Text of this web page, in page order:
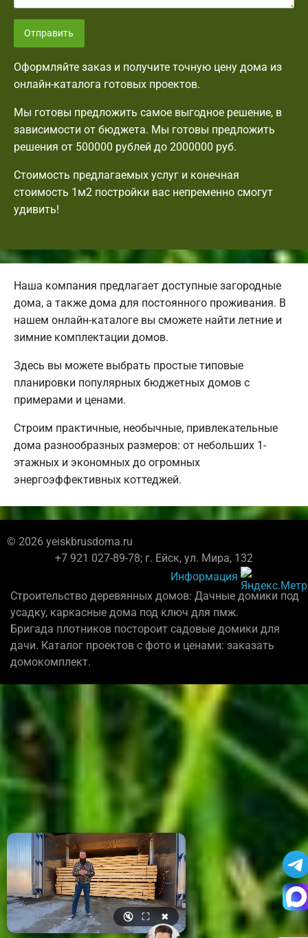
Отправить
Оформляйте заказ и получите точную цену дома из
онлайн-каталога готовых проектов.
Мы готовы предложить самое выгодное решение, в
зависимости от бюджета. Мы готовы предложить
решения от 500000 рублей до 2000000 руб.
Стоимость предлагаемых услуг и конечная
стоимость 1м2 постройки вас непременно смогут
удивить!
Наша компания предлагает доступные загородные
дома, а также дома для постоянного проживания. В
нашем онлайн-каталоге вы сможете найти летние и
зимние комплектации домов.
Здесь вы можете выбрать простые типовые
планировки популярных бюджетных домов с
примерами и ценами.
Строим практичные, необычные, привлекательные
дома разнообразных размеров: от небольших 1-
этажных и экономных до огромных
энергоэффективных коттеджей.
© 2026 yeiskbrusdoma.ru
+7 921 027-89-78; г. Ейск, ул. Мира, 132
Информация
Строительство деревянных домов: Дачные домики под
усадку, каркасные дома под ключ для пмж.
Бригада плотников постороит садовые домики для
дачи. Каталог проектов с фото и ценами: заказать
домокомплект.
🔇 ⛶ ✖